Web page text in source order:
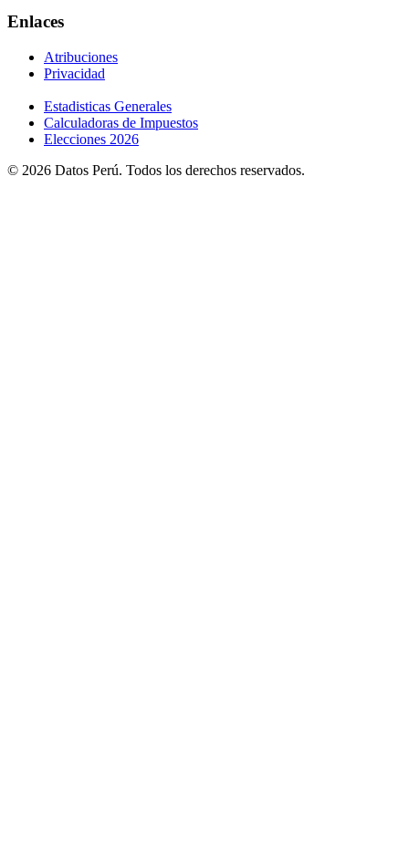
Enlaces
Atribuciones
Privacidad
Estadisticas Generales
Calculadoras de Impuestos
Elecciones 2026
© 2026 Datos Perú. Todos los derechos reservados.